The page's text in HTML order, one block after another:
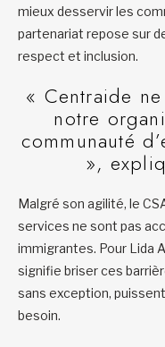
mieux desservir les
partenariat repose sur
respect et inclusion.
« Centraide
notre
communauté
»,
Malgré son agilité, le
services ne sont pas
immigrantes. Pour Lida
signifie briser ces
sans exception,
besoin.